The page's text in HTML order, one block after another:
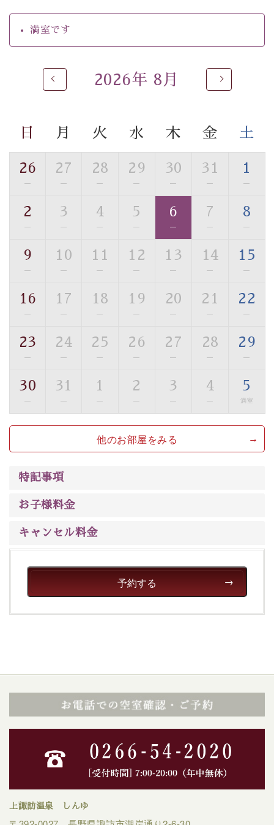
・館内フリーWi-Fi
・駐車場完備
・チェックイン15時、チェックアウト10時
【お食事】
【温泉】
の効果が高い、極めて希有な源泉です。身も心も癒され
■お座敷風呂（大浴場）
温泉の成分に合わせ、防菌防カビの特殊素材の畳を使
用。 足元が柔らかく、そして滑りにくい畳のお風呂で
す。
※男性大浴場までのご移動には階段がございます。 予め
■貸切温泉風呂 （40分2000円）
む貸切温泉風呂です。ゆったりといやされるプライベー
トな空間をお愉しみください。
【旅】
豊富な知識を持ったドライバー兼ガイドが諏訪大社をご
事前ご予約制ですので、ご利用ご希望の方
は【3日前まで】にお電話ください。
※交通規制などにより運行できない日がございます
※年末年始及び御柱祭前後は運行しておりません
上諏訪温泉“しんゆ”なら諏訪大社など歴史ある諏訪の街
清らかな源泉、自然の恵みあるお食事、諏訪湖に包まれ
るお部屋、 大人のたしなみを感じていただける、美しく
癒される宿で贅沢に幸せのときを安心してお過ごしくだ
さい。
満室です
2026年 8月
日 月 火 水 木 金 土
26
—
27
—
28
—
29
—
30
—
31
—
1
—
2
—
3
—
4
—
5
—
6
—
7
—
8
—
9
—
10
—
11
—
12
—
13
—
14
—
15
—
16
—
17
—
18
—
19
—
20
—
21
—
22
—
23
—
24
—
25
—
26
—
27
—
28
—
29
—
30
—
31
—
1
—
2
—
3
—
4
—
5
満室
他のお部屋をみる
特記事項
お子様料金
キャンセル料金
予約する
上諏訪温泉 しんゆ